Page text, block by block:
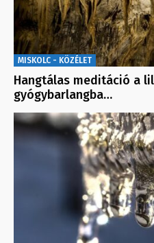
MISKOLC - KÖZÉLET
Hangtálas meditáció a
gyógybarlangba…